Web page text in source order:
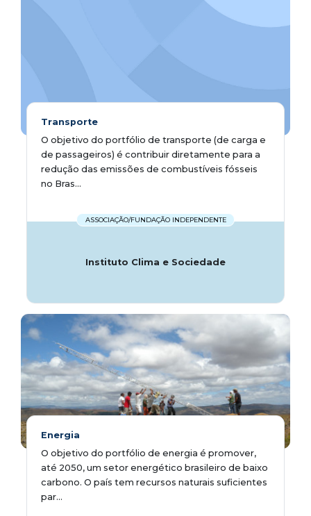
Transporte
O objetivo do portfólio de transporte (de carga e
de passageiros) é contribuir diretamente para a
redução das emissões de combustíveis fósseis
no Bras...
ASSOCIAÇÃO/FUNDAÇÃO INDEPENDENTE
Instituto Clima e Sociedade
Energia
O objetivo do portfólio de energia é promover,
até 2050, um setor energético brasileiro de baixo
carbono. O país tem recursos naturais suficientes
par...